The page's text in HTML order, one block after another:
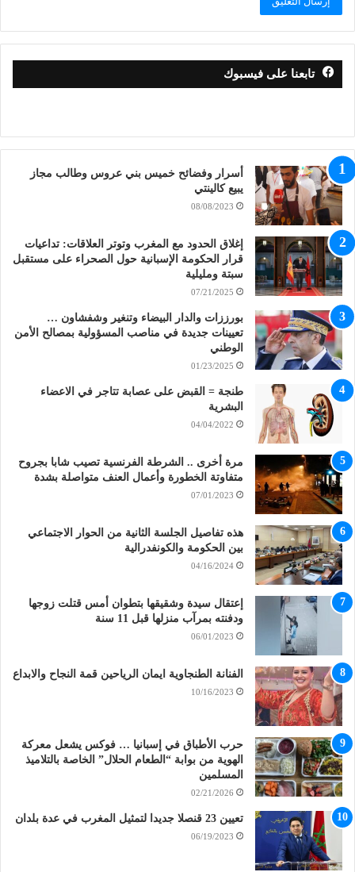
تابعنا على فيسبوك
أسرار وفضائح خميس بني عروس وطالب مجاز
يبيع كالينتي
08/08/2023
إغلاق الحدود مع المغرب وتوتر العلاقات: تداعيات
قرار الحكومة الإسبانية حول الصحراء على مستقبل
سبتة ومليلية
07/21/2025
بورززات والدار البيضاء وتنغير وشفشاون …
تعيينات جديدة في مناصب المسؤولية بمصالح الأمن
الوطني
01/23/2025
طنجة = القبض على عصابة تتاجر في الاعضاء
البشرية
04/04/2022
مرة أخرى .. الشرطة الفرنسية تصيب شابا بجروح
متفاوتة الخطورة وأعمال العنف متواصلة بشدة
07/01/2023
هذه تفاصيل الجلسة الثانية من الحوار الاجتماعي
بين الحكومة والكونفدرالية
04/16/2024
إعتقال سيدة وشقيقها بتطوان أمس قتلت زوجها
ودفنته بمرآب منزلها قبل 11 سنة
06/01/2023
الفنانة الطنجاوية ايمان الرياحين قمة النجاح والابداع
10/16/2023
حرب الأطباق في إسبانيا … فوكس يشعل معركة
الهوية من بوابة “الطعام الحلال” الخاصة بالتلاميذ
المسلمين
02/21/2026
تعيين 23 قنصلا جديدا لتمثيل المغرب في عدة بلدان
06/19/2023